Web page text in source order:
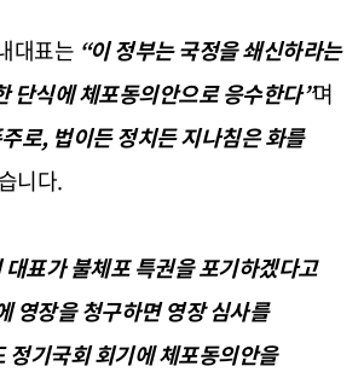
대표는 “이 정부는 국정을 쇄신하라는
단식에 체포동의안으로 응수한다”며
로, 법이든 정치든 지나침은 화를
니다.
대표가 불체포 특권을 포기하겠다고
영장을 청구하면 영장 심사를
정기국회 회기에 체포동의안을